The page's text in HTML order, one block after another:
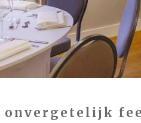
onvergetelijk